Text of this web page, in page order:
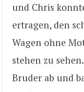
und Chris
ertragen, den
Wagen ohne
stehen zu
Bruder ab und